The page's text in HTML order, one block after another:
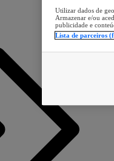
Utilizar dados de
Armazenar e/ou
publicidade e
Lista de parceiros